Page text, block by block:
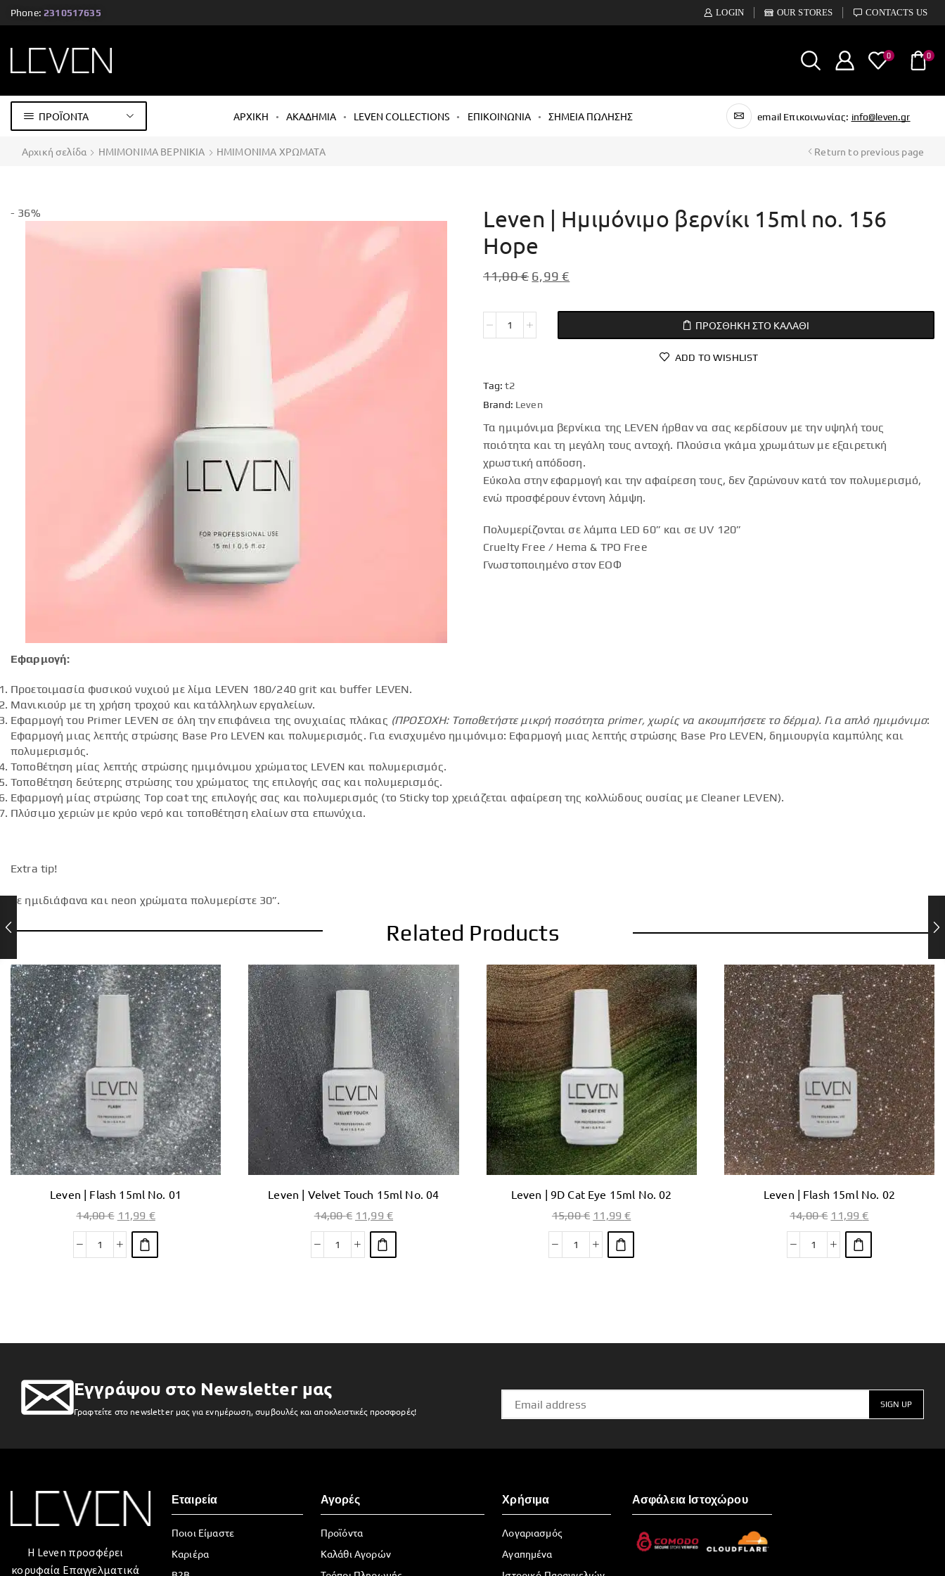
Phone: 2310517635 LOGIN OUR STORES CONTACTS US
0 0
ΠΡΟΪΟΝΤΑ ΑΡΧΙΚΗ ΑΚΑΔΗΜΙΑ LEVEN COLLECTIONS ΕΠΙΚΟΙΝΩΝΙΑ ΣΗΜΕΙΑ ΠΩΛΗΣΗΣ email Επικοινωνίας: info@leven.gr
Αρχική σελίδα ΗΜΙΜΟΝΙΜΑ ΒΕΡΝΙΚΙΑ ΗΜΙΜΟΝΙΜΑ ΧΡΩΜΑΤΑ Return to previous page
- 36%
Leven | Ημιμόνιμο βερνίκι 15ml no. 156
Hope
11,00€ 6,99€
ΠΡΟΣΘΉΚΗ ΣΤΟ ΚΑΛΆΘΙ
ADD TO WISHLIST
Tag: t2
Brand: Leven
Τα ημιμόνιμα βερνίκια της LEVEN ήρθαν να σας κερδίσουν με την υψηλή τους
ποιότητα και τη μεγάλη τους αντοχή. Πλούσια γκάμα χρωμάτων με εξαιρετική
χρωστική απόδοση.
Εύκολα στην εφαρμογή και την αφαίρεση τους, δεν ζαρώνουν κατά τον πολυμερισμό,
ενώ προσφέρουν έντονη λάμψη.
Πολυμερίζονται σε λάμπα LED 60” και σε UV 120”
Cruelty Free / Hema & TPO Free
Γνωστοποιημένο στον ΕΟΦ
Εφαρμογή:
Προετοιμασία φυσικού νυχιού με λίμα LEVEN 180/240 grit και buffer LEVEN.
Μανικιούρ με τη χρήση τροχού και κατάλληλων εργαλείων.
Εφαρμογή του Primer LEVEN σε όλη την επιφάνεια της ονυχιαίας πλάκας (ΠΡΟΣΟΧΗ: Τοποθετήστε μικρή ποσότητα primer, χωρίς να ακουμπήσετε το δέρμα). Για απλό ημιμόνιμο:
Εφαρμογή μιας λεπτής στρώσης Base Pro LEVEN και πολυμερισμός. Για ενισχυμένο ημιμόνιμο: Εφαρμογή μιας λεπτής στρώσης Base Pro LEVEN, δημιουργία καμπύλης και
πολυμερισμός.
Τοποθέτηση μίας λεπτής στρώσης ημιμόνιμου χρώματος LEVEN και πολυμερισμός.
Τοποθέτηση δεύτερης στρώσης του χρώματος της επιλογής σας και πολυμερισμός.
Εφαρμογή μίας στρώσης Top coat της επιλογής σας και πολυμερισμός (το Sticky top χρειάζεται αφαίρεση της κολλώδους ουσίας με Cleaner LEVEN).
Πλύσιμο χεριών με κρύο νερό και τοποθέτηση ελαίων στα επωνύχια.
Extra tip!
Σε ημιδιάφανα και neon χρώματα πολυμερίστε 30”.
Related Products
Leven | Flash 15ml No. 01
14,00€ 11,99 €
Leven | Velvet Touch 15ml No. 04
14,00€ 11,99 €
Leven | 9D Cat Eye 15ml No. 02
15,00€ 11,99€
Leven | Flash 15ml No. 02
14,00€ 11,99€
Εγγράψου στο Newsletter μας
Γραφτείτε στο newsletter μας για ενημέρωση, συμβουλές και αποκλειστικές προσφορές!
Η Leven προσφέρει
κορυφαία Επαγγελματικά
Εταιρεία
Ποιοι Είμαστε
Καριέρα
Αγορές
Προϊόντα
Καλάθι Αγορών
Χρήσιμα
Λογαριασμός
Αγαπημένα
Ασφάλεια Ιστοχώρου